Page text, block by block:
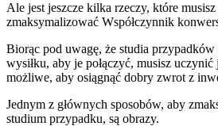
Ale jest jeszcze kilka rzeczy, które
zmaksymalizować Współczynnik
Biorąc pod uwagę, że studia
wysiłku, aby je połączyć, musisz
możliwe, aby osiągnąć dobry zwrot z
Jednym z głównych sposobów, aby
studium przypadku, są obrazy.